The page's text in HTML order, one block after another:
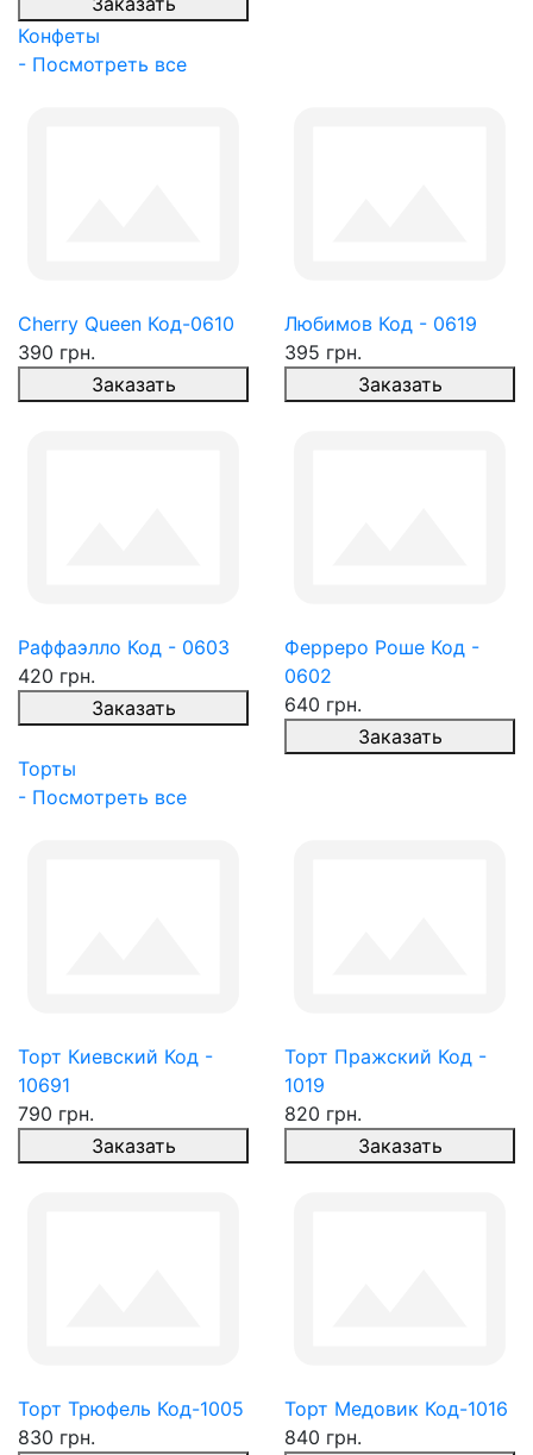
Конфеты
- Посмотреть все
Cherry Queen Код-0610
390 грн.
Заказать
Любимов Код - 0619
395 грн.
Заказать
Раффаэлло Код - 0603
420 грн.
Заказать
Ферреро Роше Код -
0602
640 грн.
Заказать
Торты
- Посмотреть все
Торт Киевский Код -
10691
790 грн.
Заказать
Торт Пражский Код -
1019
820 грн.
Заказать
Торт Трюфель Код-1005
830 грн.
Торт Медовик Код-1016
840 грн.